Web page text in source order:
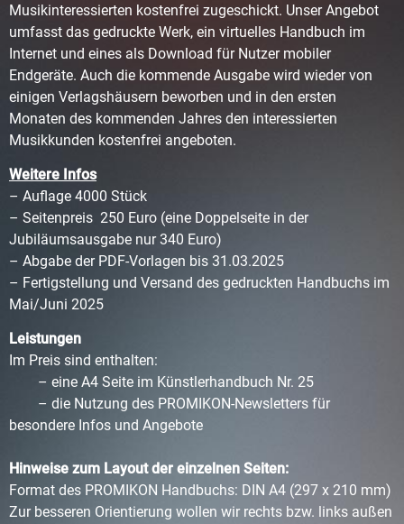
Musikinteressierten kostenfrei zugeschickt. Unser Angebot
umfasst das gedruckte Werk, ein virtuelles Handbuch im
Internet und eines als Download für Nutzer mobiler
Endgeräte. Auch die kommende Ausgabe wird wieder von
einigen Verlagshäusern beworben und in den ersten
Monaten des kommenden Jahres den interessierten
Musikkunden kostenfrei angeboten.
Weitere Infos
– Auflage 4000 Stück
– Seitenpreis 250 Euro (eine Doppelseite in der
Jubiläumsausgabe nur 340 Euro)
– Abgabe der PDF-Vorlagen bis 31.03.2025
– Fertigstellung und Versand des gedruckten Handbuchs im
Mai/Juni 2025
Leistungen
Im Preis sind enthalten:
– eine A4 Seite im Künstlerhandbuch Nr. 25
– die Nutzung des PROMIKON-Newsletters für
besondere Infos und Angebote
Hinweise zum Layout der einzelnen Seiten:
Format des PROMIKON Handbuchs: DIN A4 (297 x 210 mm)
Zur besseren Orientierung wollen wir rechts bzw. links außen